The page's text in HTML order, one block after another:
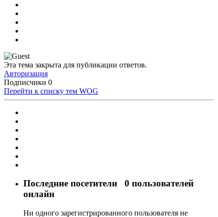
Эта тема закрыта для публикации ответов.
Авторизация
Подписчики 0
Перейти к списку тем WOG
Последние посетители 0 пользователей
онлайн
Ни одного зарегистрированного пользователя не